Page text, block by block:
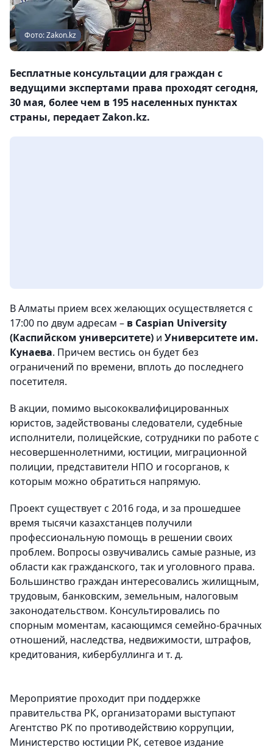
Фото: Zakon.kz
Бесплатные консультации для граждан с
ведущими экспертами права проходят сегодня,
30 мая, более чем в 195 населенных пунктах
страны, передает Zakon.kz.
В Алматы прием всех желающих осуществляется с
17:00 по двум адресам – в Caspian University
(Каспийском университете) и Университете им.
Кунаева. Причем вестись он будет без
ограничений по времени, вплоть до последнего
посетителя.
В акции, помимо высококвалифицированных
юристов, задействованы следователи, судебные
исполнители, полицейские, сотрудники по работе с
несовершеннолетними, юстиции, миграционной
полиции, представители НПО и госорганов, к
которым можно обратиться напрямую.
Проект существует с 2016 года, и за прошедшее
время тысячи казахстанцев получили
профессиональную помощь в решении своих
проблем. Вопросы озвучивались самые разные, из
области как гражданского, так и уголовного права.
Большинство граждан интересовались жилищным,
трудовым, банковским, земельным, налоговым
законодательством. Консультировались по
спорным моментам, касающимся семейно-брачных
отношений, наследства, недвижимости, штрафов,
кредитования, кибербуллинга и т. д.
Мероприятие проходит при поддержке
правительства РК, организаторами выступают
Агентство РК по противодействию коррупции,
Министерство юстиции РК, сетевое издание